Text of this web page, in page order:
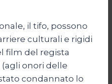
il tifo, possono
culturali e rigidi
film del regista
(agli onori delle
condannato lo